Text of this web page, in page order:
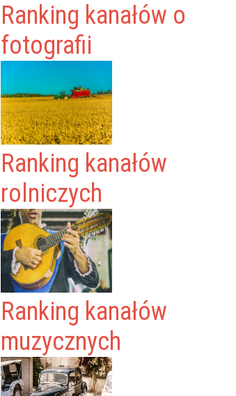
Ranking kanałów o
fotografii
Ranking kanałów
rolniczych
Ranking kanałów
muzycznych